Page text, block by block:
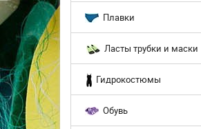
Плавки
Ласты трубки и маски
Гидрокостюмы
Обувь